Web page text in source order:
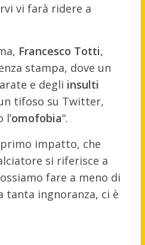
vi farà ridere a
Francesco Totti,
stampa, dove un
e degli insulti
tifoso su Twitter,
l’omofobia“.
impatto, che
si riferisce a
fare a meno di
tanta ingnoranza, ci è